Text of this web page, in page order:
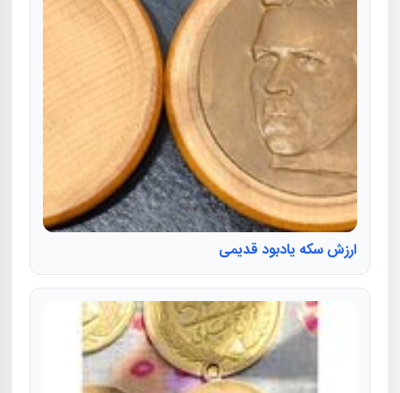
ارزش سکه یادبود قدیمی